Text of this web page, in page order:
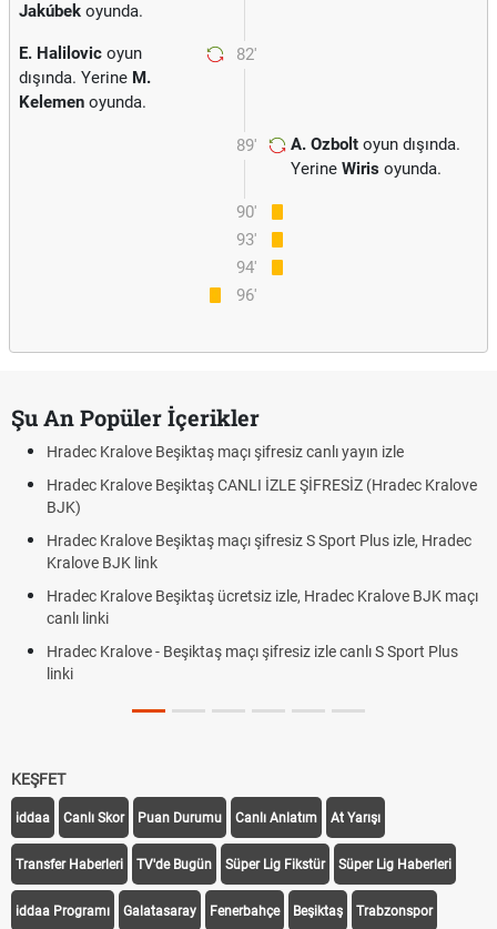
Jakúbek oyunda.
82'
E. Halilovic oyun
dışında. Yerine M.
Kelemen oyunda.
89' A. Ozbolt oyun dışında.
Yerine Wiris oyunda.
90'
93'
94'
96'
Şu An Popüler İçerikler
Hradec Kralove Beşiktaş maçı şifresiz canlı yayın izle
Hradec Kralove Beşiktaş CANLI İZLE ŞİFRESİZ (Hradec Kralove
BJK)
Hradec Kralove Beşiktaş maçı şifresiz S Sport Plus izle, Hradec
Kralove BJK link
Hradec Kralove Beşiktaş ücretsiz izle, Hradec Kralove BJK maçı
canlı linki
Hradec Kralove - Beşiktaş maçı şifresiz izle canlı S Sport Plus
linki
KEŞFET
iddaa Canlı Skor Puan Durumu Canlı Anlatım At Yarışı
Transfer Haberleri TV'de Bugün Süper Lig Fikstür Süper Lig Haberleri
iddaa Programı Galatasaray Fenerbahçe Beşiktaş Trabzonspor